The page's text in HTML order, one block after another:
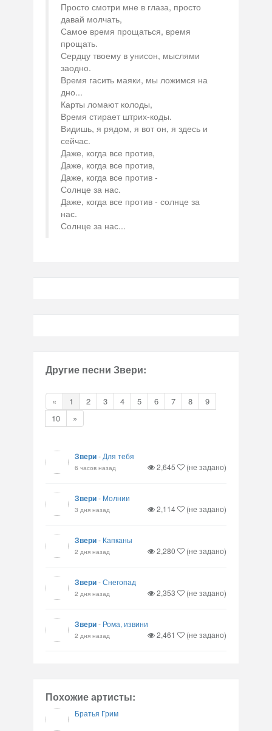
Просто смотри мне в глаза, просто
давай молчать,
Самое время прощаться, время
прощать.
Сердцу твоему в унисон, мыслями
заодно.
Время гасить маяки, мы ложимся на
дно...
Карты ломают колоды,
Время стирает штрих-коды.
Видишь, я рядом, я вот он, я здесь и
сейчас.
Даже, когда все против,
Даже, когда все против,
Даже, когда все против -
Солнце за нас.
Даже, когда все против - солнце за
нас.
Солнце за нас...
Другие песни Звери:
« 1 2 3 4 5 6 7 8
9
10
»
Звери- Для тебя
6 часов назад 2,645 (не задано)
Звери- Молнии
3 дня назад 2,114 (не задано)
Звери- Капканы
2 дня назад 2,280 (не задано)
Звери-Снегопад
2 дня назад 2,353 (не задано)
Звери- Рома, извини
2 дня назад 2,461 (не задано)
Похожие артисты:
Братья Грим